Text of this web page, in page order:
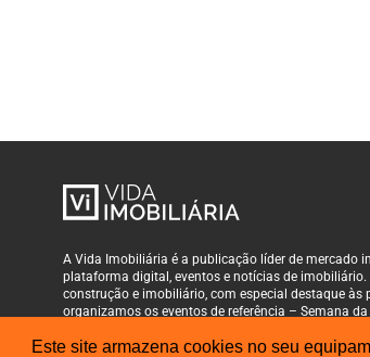
Este site armazena cookies no seu
A Vida Imobiliária é a publicação líder de mercado
plataforma digital, eventos e notícias de
construção e imobiliário, com especial destaque
organizamos os eventos de referência – Semana